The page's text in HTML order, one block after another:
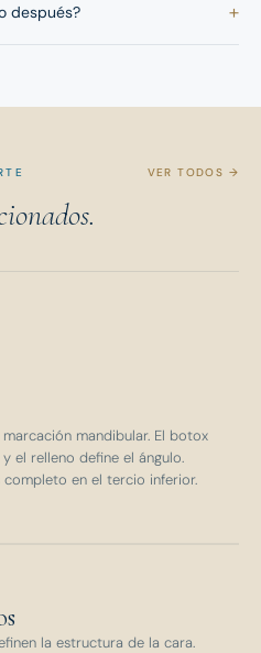
después? +
VER TODOS →
mandibular. El botox
el relleno define el ángulo.
en el tercio inferior.
la estructura de la cara.